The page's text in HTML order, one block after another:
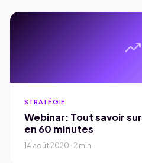
trending_up
STRATÉGIE
Webinar: Tout savoir
en 60 minutes
14 août 2020 · 2 min